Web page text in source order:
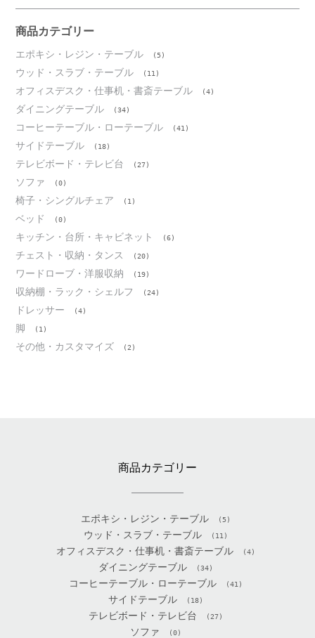
ブ
商品カテゴリー
エポキシ・レジン・テーブル (5)
ウッド・スラブ・テーブル (11)
オフィスデスク・仕事机・書斎テーブル (4)
ダイニングテーブル (34)
コーヒーテーブル・ローテーブル (41)
サイドテーブル (18)
テレビボード・テレビ台 (27)
ソファ (0)
椅子・シングルチェア (1)
ベッド (0)
キッチン・台所・キャビネット (6)
チェスト・収納・タンス (20)
ワードローブ・洋服収納 (19)
収納棚・ラック・シェルフ (24)
ドレッサー (4)
脚 (1)
その他・カスタマイズ (2)
商品カテゴリー
エポキシ・レジン・テーブル (5)
ウッド・スラブ・テーブル (11)
オフィスデスク・仕事机・書斎テーブル (4)
ダイニングテーブル (34)
コーヒーテーブル・ローテーブル (41)
サイドテーブル (18)
テレビボード・テレビ台 (27)
ソファ (0)